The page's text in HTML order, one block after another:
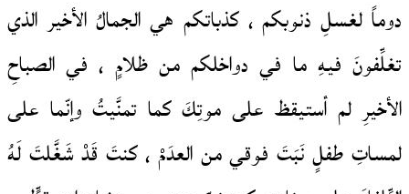
دوماً لغسلِ ذنوبكم ، كذباتكم هي الجمالُ الأخير الذي
تغلِّفونَ فيهِ ما في دواخلكم من ظلامٍ ، في الصباحِ
الأخيرِ لم أستيقظ على موتِكَ كما تمنَّيتُ وإنّما على
لمساتِ طفلٍ نَبَتَ فوقي من العدَمْ ، كنتَ قَدْ شَغَّلتَ لَهُ